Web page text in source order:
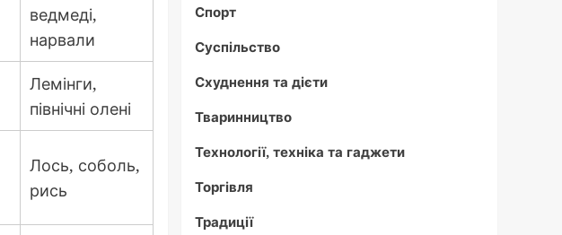
ведмеді,
нарвали
Лемінги,
північні олені
Лось, соболь,
рись
Спорт
Суспільство
Схуднення та дієти
Тваринництво
Технології, техніка та гаджети
Торгівля
Традиції